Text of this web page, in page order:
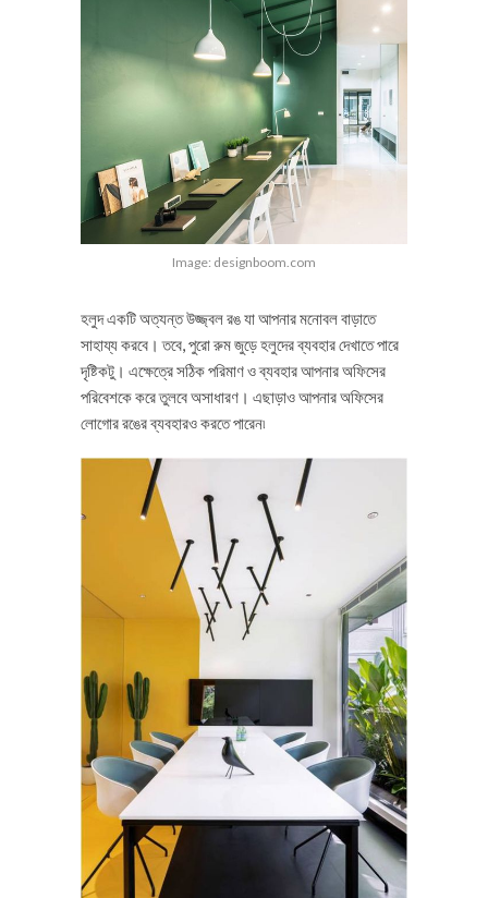
Image: designboom.com
হলুদ একটি অত্যন্ত উজ্জ্বল রঙ যা আপনার মনোবল বাড়াতে
সাহায্য করবে। তবে, পুরো রুম জুড়ে হলুদের ব্যবহার দেখাতে পারে
দৃষ্টিকটু। এক্ষেত্রে সঠিক পরিমাণ ও ব্যবহার আপনার অফিসের
পরিবেশকে করে তুলবে অসাধারণ। এছাড়াও আপনার অফিসের
লোগোর রঙের ব্যবহারও করতে পারেন৷